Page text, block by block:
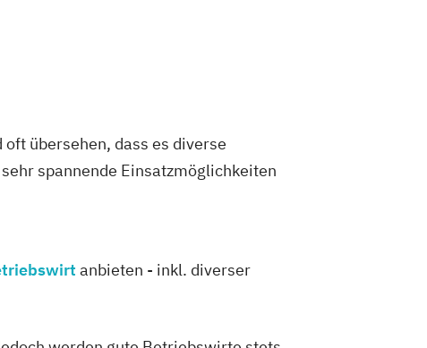
übersehen, dass es diverse
spannende Einsatzmöglichkeiten
anbieten - inkl. diverser